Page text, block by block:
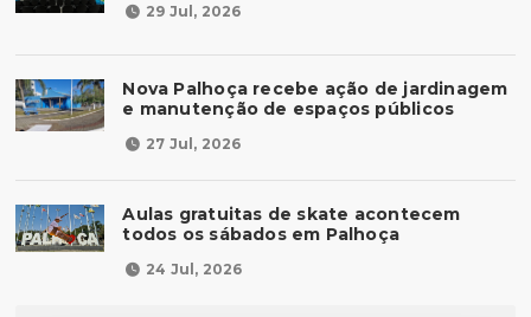
29 Jul, 2026
Nova Palhoça recebe ação de jardinagem
e manutenção de espaços públicos
27 Jul, 2026
Aulas gratuitas de skate acontecem
todos os sábados em Palhoça
24 Jul, 2026